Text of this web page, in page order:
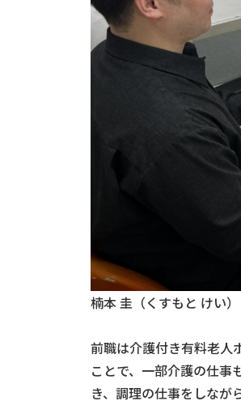
楠本 圭（くすもと けい
前職は介護付き有料老人
ことで、一部介護の仕事
き、調理の仕事をしなが